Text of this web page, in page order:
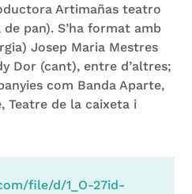
Artimañas teatro
pan). S’ha format amb
Josep Maria Mestres
Dor (cant), entre d’altres;
com Banda Aparte,
Teatre de la caixeta i
file/d/1_O-27id-